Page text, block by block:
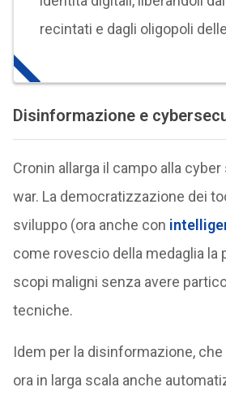
recintati e dagli oligopoli
Disinformazione e
Cronin allarga il campo alla cyber
war. La democratizzazione dei
sviluppo (ora anche con
come rovescio della medaglia la
scopi maligni senza avere
tecniche.
Idem per la disinformazione,
ora in larga scala anche